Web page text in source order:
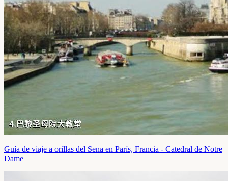
Guía de viaje a orillas del Sena en París, Francia - Catedral de Notre
Dame